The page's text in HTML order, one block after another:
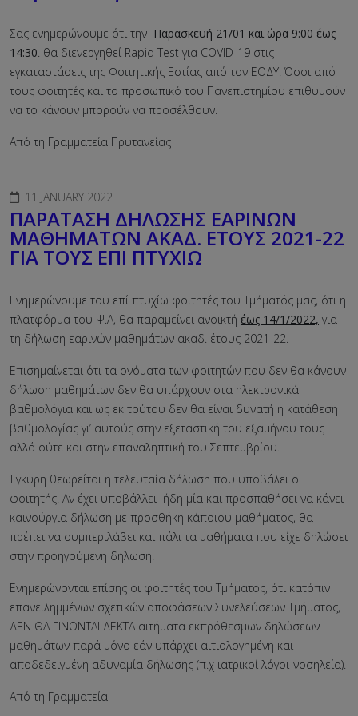
Σας ενημερώνουμε ότι την Παρασκευή 21/01 και ώρα 9:00 έως
14:30. θα διενεργηθεί Rapid Test για COVID-19 στις
εγκαταστάσεις της Φοιτητικής Εστίας από τον ΕΟΔΥ. Όσοι από
τους φοιτητές και το προσωπικό του Πανεπιστημίου επιθυμούν
να το κάνουν μπορούν να προσέλθουν.
Από τη Γραμματεία Πρυτανείας
11 JANUARY 2022
ΠΑΡΑΤΑΣΗ ΔΗΛΩΣΗΣ ΕΑΡΙΝΩΝ
ΜΑΘΗΜΑΤΩΝ ΑΚΑΔ. ΕΤΟΥΣ 2021-22
ΓΙΑ ΤΟΥΣ ΕΠΙ ΠΤΥΧΙΩ
Ενημερώνουμε του επί πτυχίω φοιτητές του Τμήματός μας, ότι η
πλατφόρμα του Ψ.Α, θα παραμείνει ανοικτή έως 14/1/2022, για
τη δήλωση εαρινών μαθημάτων ακαδ. έτους 2021-22.
Επισημαίνεται ότι τα ονόματα των φοιτητών που δεν θα κάνουν
δήλωση μαθημάτων δεν θα υπάρχουν στα ηλεκτρονικά
βαθμολόγια και ως εκ τούτου δεν θα είναι δυνατή η κατάθεση
βαθμολογίας γι’ αυτούς στην εξεταστική του εξαμήνου τους
αλλά ούτε και στην επαναληπτική του Σεπτεμβρίου.
Έγκυρη θεωρείται η τελευταία δήλωση που υποβάλει ο
φοιτητής. Αν έχει υποβάλλει ήδη μία και προσπαθήσει να κάνει
καινούργια δήλωση με προσθήκη κάποιου μαθήματος, θα
πρέπει να συμπεριλάβει και πάλι τα μαθήματα που είχε δηλώσει
στην προηγούμενη δήλωση.
Ενημερώνονται επίσης οι φοιτητές του Τμήματος, ότι κατόπιν
επανειλημμένων σχετικών αποφάσεων Συνελεύσεων Τμήματος,
ΔΕΝ ΘΑ ΓΙΝΟΝΤΑΙ ΔΕΚΤΑ αιτήματα εκπρόθεσμων δηλώσεων
μαθημάτων παρά μόνο εάν υπάρχει αιτιολογημένη και
αποδεδειγμένη αδυναμία δήλωσης (π.χ ιατρικοί λόγοι-νοσηλεία).
Από τη Γραμματεία